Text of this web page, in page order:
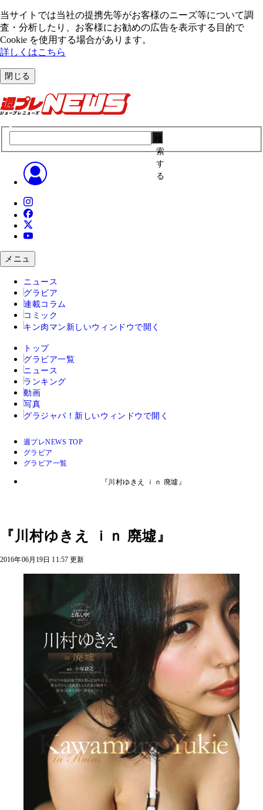
当サイトでは当社の提携先等がお客様のニーズ等について調
査・分析したり、お客様にお勧めの広告を表⽰する⽬的で
Cookie を使⽤する場合があります。
詳しくはこちら
閉じる
索
す
る
メニュ
ニュース
グラビア
連載コラム
コミック
キン肉マン 新しいウィンドウで開く
トップ
グラビア一覧
ニュース
ランキング
動画
写真
グラジャパ！ 新しいウィンドウで開く
週プレNEWS TOP
グラビア
グラビア一覧
『川村ゆきえ ｉｎ 廃墟』
『川村ゆきえ ｉｎ 廃墟』
2016年06月19日 11:57 更新